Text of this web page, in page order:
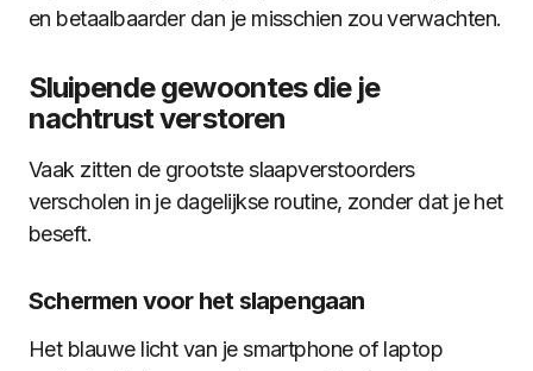
en betaalbaarder dan je misschien zou verwachten.
Sluipende gewoontes die je
nachtrust verstoren
Vaak zitten de grootste slaapverstoorders
verscholen in je dagelijkse routine, zonder dat je het
beseft.
Schermen voor het slapengaan
Het blauwe licht van je smartphone of laptop